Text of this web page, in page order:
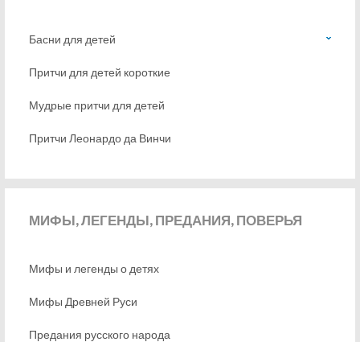
Басни для детей
Притчи для детей короткие
Мудрые притчи для детей
Притчи Леонардо да Винчи
МИФЫ,ЛЕГЕНДЫ, ПРЕДАНИЯ, ПОВЕРЬЯ
Мифы и легенды о детях
Мифы Древней Руси
Предания русского народа